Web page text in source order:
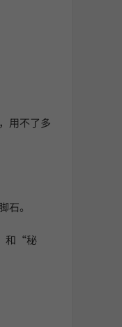
用不了多
。
”和“秘